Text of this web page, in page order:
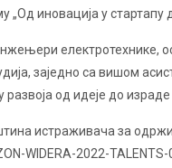
иновација у
електротехнике,
заједно са вишом
од идеје до
истраживача за
WIDERA-2022-TALENTS-